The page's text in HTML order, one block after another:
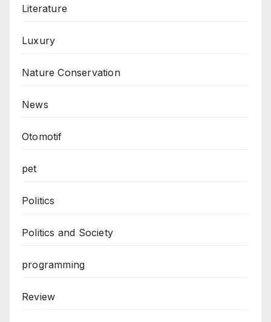
Literature
Luxury
Nature Conservation
News
Otomotif
pet
Politics
Politics and Society
programming
Review